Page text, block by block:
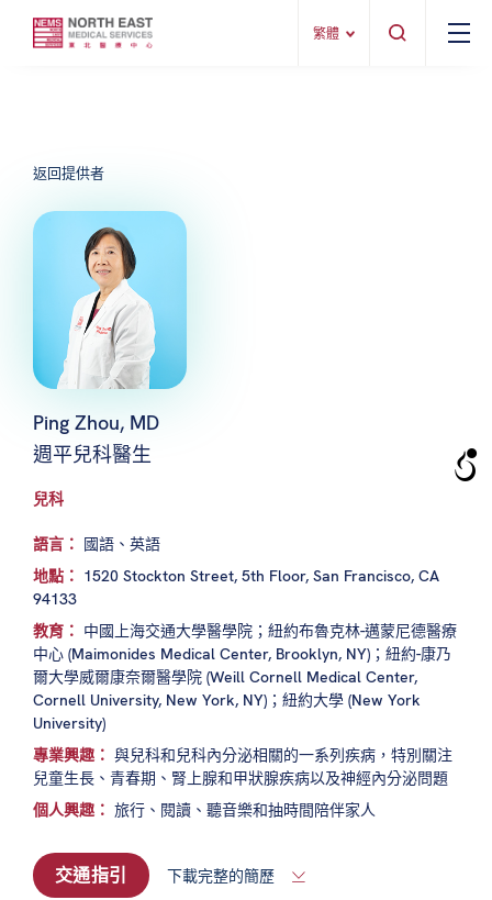
繁體
返回提供者
Ping Zhou, MD
週平兒科醫生
兒科
語言： 國語、英語
地點： 1520 Stockton Street, 5th Floor, San Francisco, CA
94133
教育： 中國上海交通大學醫學院；紐約布魯克林-邁蒙尼德醫療
中心 (Maimonides Medical Center, Brooklyn, NY)；紐約-康乃
爾大學威爾康奈爾醫學院 (Weill Cornell Medical Center,
Cornell University, New York, NY)；紐約大學 (New York
University)
專業興趣： 與兒科和兒科內分泌相關的一系列疾病，特別關注
兒童生長、青春期、腎上腺和甲狀腺疾病以及神經內分泌問題
個人興趣： 旅行、閱讀、聽音樂和抽時間陪伴家人
交通指引 下載完整的簡歷